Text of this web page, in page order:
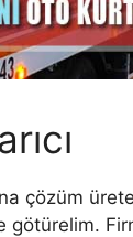
çözüm
götürelim.